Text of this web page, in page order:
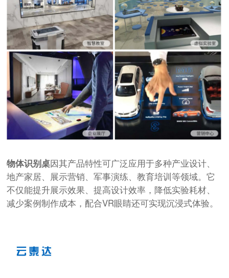
物体识别桌因其产品特性可广泛应用于多种产业设计、
地产家居、展示营销、军事演练、教育培训等领域。它
不仅能提升展示效果、提高设计效率，降低实验耗材、
减少案例制作成本，配合VR眼睛还可实现沉浸式体验。